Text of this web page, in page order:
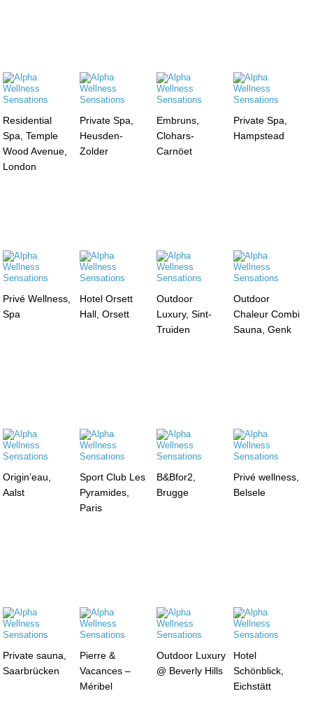
Residential
Spa, Temple
Wood Avenue,
London
Private Spa,
Heusden-
Zolder
Embruns,
Clohars-
Carnöet
Private Spa,
Hampstead
Privé Wellness,
Spa
Hotel Orsett
Hall, Orsett
Outdoor
Luxury, Sint-
Truiden
Outdoor
Chaleur Combi
Sauna, Genk
Origin’eau,
Aalst
Sport Club Les
Pyramides,
Paris
B&Bfor2,
Brugge
Privé wellness,
Belsele
Private sauna,
Saarbrücken
Pierre &
Vacances –
Méribel
Outdoor Luxury
@ Beverly Hills
Hotel
Schönblick,
Eichstätt